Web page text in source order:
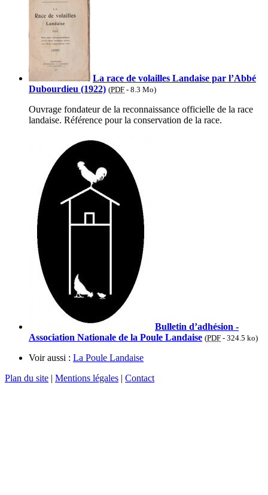
La race de volailles Landaise par l’Abbé
Dubourdieu (1922) (PDF - 8.3 Mo)
Ouvrage fondateur de la reconnaissance officielle de la race
landaise. Référence pour la conservation de la race.
Bulletin d’adhésion -
Association Nationale de la Poule Landaise (PDF - 324.5 ko)
Voir aussi : La Poule Landaise
Plan du site | Mentions légales | Contact